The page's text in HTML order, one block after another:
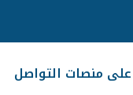
على منصات التواصل